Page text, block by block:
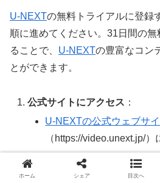
U-NEXTの無料トライアルに登録
順に進めてください。31日間の
ることで、 U-NEXTの豊富なコン
とができます。
公式サイトにアクセス ：
U-NEXTの公式ウェブサイ
（https://video.unext.jp/）
「まずは31日間無料体験」ボ
トップページにある「ま
ホーム シェア 目次へ